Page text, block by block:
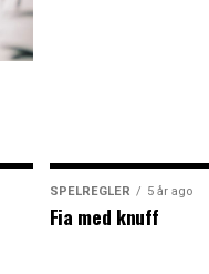
SPELREGLER 5 år ago
Fia med knuff